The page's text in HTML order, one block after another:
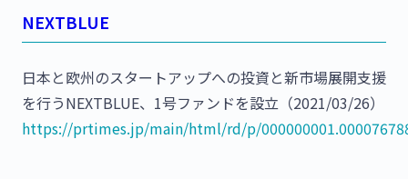
NEXTBLUE
日本と欧州のスタートアップへの投資と新市場展開支援
を行うNEXTBLUE、1号ファンドを設立（2021/03/26）
https://prtimes.jp/main/html/rd/p/